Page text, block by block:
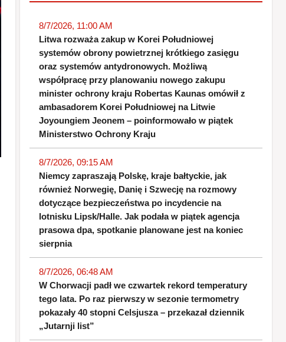
8/7/2026, 11:00 AM
Litwa rozważa zakup w Korei Południowej
systemów obrony powietrznej krótkiego zasięgu
oraz systemów antydronowych. Możliwą
współpracę przy planowaniu nowego zakupu
minister ochrony kraju Robertas Kaunas omówił z
ambasadorem Korei Południowej na Litwie
Joyoungiem Jeonem – poinformowało w piątek
Ministerstwo Ochrony Kraju
8/7/2026, 09:15 AM
Niemcy zapraszają Polskę, kraje bałtyckie, jak
również Norwegię, Danię i Szwecję na rozmowy
dotyczące bezpieczeństwa po incydencie na
lotnisku Lipsk/Halle. Jak podała w piątek agencja
prasowa dpa, spotkanie planowane jest na koniec
sierpnia
8/7/2026, 06:48 AM
W Chorwacji padł we czwartek rekord temperatury
tego lata. Po raz pierwszy w sezonie termometry
pokazały 40 stopni Celsjusza – przekazał dziennik
„Jutarnji list”